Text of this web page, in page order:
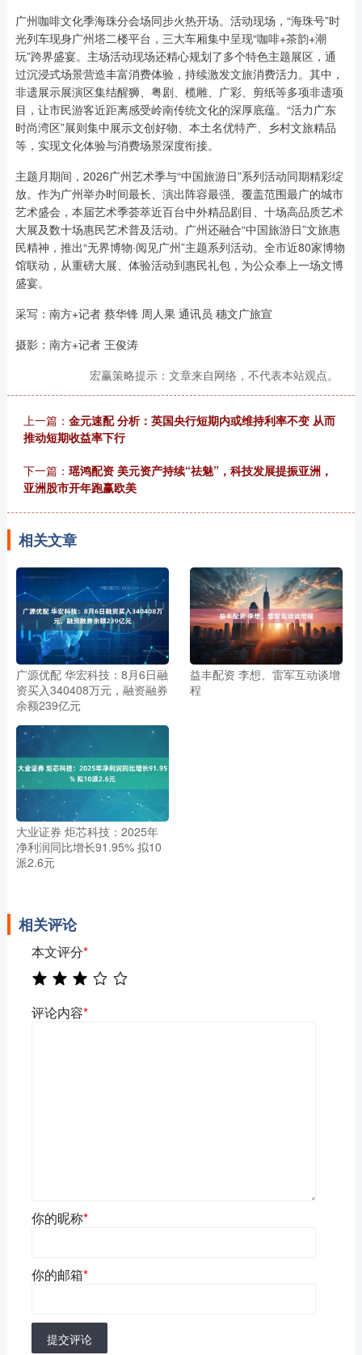
广州咖啡文化季海珠分会场同步火热开场。活动现场，“海珠号”时
光列车现身广州塔二楼平台，三大车厢集中呈现“咖啡+茶韵+潮
玩”跨界盛宴。主场活动现场还精心规划了多个特色主题展区，通
过沉浸式场景营造丰富消费体验，持续激发文旅消费活力。其中，
非遗展示展演区集结醒狮、粤剧、榄雕、广彩、剪纸等多项非遗项
目，让市民游客近距离感受岭南传统文化的深厚底蕴。“活力广东
时尚湾区”展则集中展示文创好物、本土名优特产、乡村文旅精品
等，实现文化体验与消费场景深度衔接。
主题月期间，2026广州艺术季与“中国旅游日”系列活动同期精彩绽
放。作为广州举办时间最长、演出阵容最强、覆盖范围最广的城市
艺术盛会，本届艺术季荟萃近百台中外精品剧目、十场高品质艺术
大展及数十场惠民艺术普及活动。广州还融合“中国旅游日”文旅惠
民精神，推出“无界博物·阅见广州”主题系列活动。全市近80家博物
馆联动，从重磅大展、体验活动到惠民礼包，为公众奉上一场文博
盛宴。
采写：南方+记者 蔡华锋 周人果 通讯员 穗文广旅宣
摄影：南方+记者 王俊涛
宏赢策略提示：文章来自网络，不代表本站观点。
上一篇： 金元速配 分析：英国央行短期内或维持利率不变 从而
推动短期收益率下行
下一篇： 瑶鸿配资 美元资产持续“祛魅”，科技发展提振亚洲，
亚洲股市开年跑赢欧美
相关文章
广源优配 华宏科技：8月6日融
资买入340408万元，融资融券
余额239亿元
益丰配资 李想、雷军互动谈增
程
大业证券 炬芯科技：2025年
净利润同比增长91.95% 拟10
派2.6元
相关评论
本文评分*
评论内容*
你的昵称*
你的邮箱*
提交评论